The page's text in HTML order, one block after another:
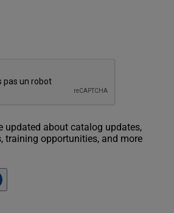
updated about catalog updates,
training opportunities, and more